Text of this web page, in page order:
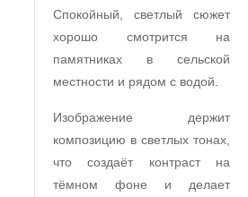
Спокойный, светлый сюжет
хорошо смотрится на
памятниках в сельской
местности и рядом с водой.
Изображение держит
композицию в светлых тонах,
что создаёт контраст на
тёмном фоне и делает